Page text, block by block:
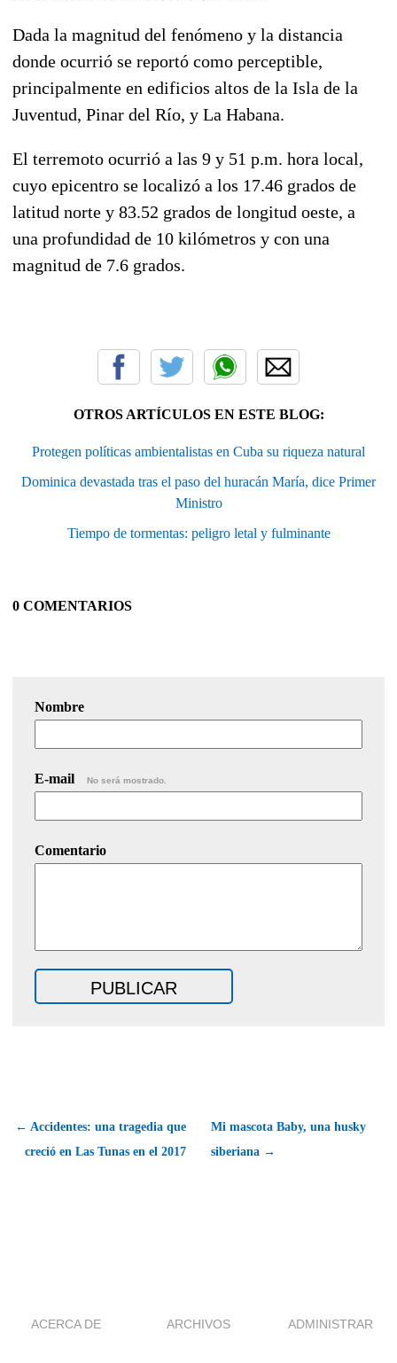
Dada la magnitud del fenómeno y la distancia
donde ocurrió se reportó como perceptible,
principalmente en edificios altos de la Isla de la
Juventud, Pinar del Río, y La Habana.
El terremoto ocurrió a las 9 y 51 p.m. hora local,
cuyo epicentro se localizó a los 17.46 grados de
latitud norte y 83.52 grados de longitud oeste, a
una profundidad de 10 kilómetros y con una
magnitud de 7.6 grados.
OTROS ARTÍCULOS EN ESTE BLOG:
Protegen políticas ambientalistas en Cuba su riqueza natural
Dominica devastada tras el paso del huracán María, dice Primer
Ministro
Tiempo de tormentas: peligro letal y fulminante
0 COMENTARIOS
Nombre
E-mail No será mostrado.
Comentario
← Accidentes: una tragedia que
creció en Las Tunas en el 2017
Mi mascota Baby, una husky
siberiana →
ACERCA DE ARCHIVOS ADMINISTRAR